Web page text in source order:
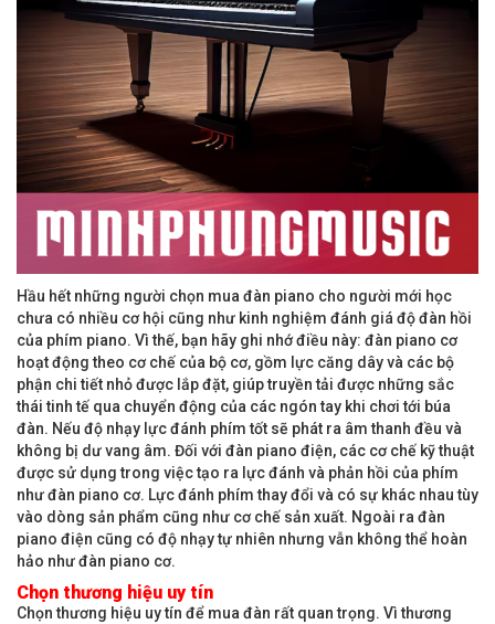
Hầu hết những người chọn mua đàn piano cho người mới học
chưa có nhiều cơ hội cũng như kinh nghiệm đánh giá độ đàn hồi
của phím piano. Vì thế, bạn hãy ghi nhớ điều này: đàn piano cơ
hoạt động theo cơ chế của bộ cơ, gồm lực căng dây và các bộ
phận chi tiết nhỏ được lắp đặt, giúp truyền tải được những sắc
thái tinh tế qua chuyển động của các ngón tay khi chơi tới búa
đàn. Nếu độ nhạy lực đánh phím tốt sẽ phát ra âm thanh đều và
không bị dư vang âm. Đối với đàn piano điện, các cơ chế kỹ thuật
được sử dụng trong việc tạo ra lực đánh và phản hồi của phím
như đàn piano cơ. Lực đánh phím thay đổi và có sự khác nhau tùy
vào dòng sản phẩm cũng như cơ chế sản xuất. Ngoài ra đàn
piano điện cũng có độ nhạy tự nhiên nhưng vẫn không thể hoàn
hảo như đàn piano cơ.
Chọn thương hiệu uy tín
Chọn thương hiệu uy tín để mua đàn rất quan trọng. Vì thương